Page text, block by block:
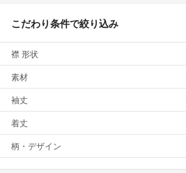
こだわり条件で絞り込み
襟 形状
素材
袖丈
着丈
柄・デザイン